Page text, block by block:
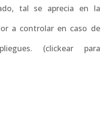
tal se aprecia en la
a controlar en caso de
(clickear para